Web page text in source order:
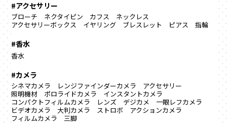
#アクセサリー
ブローチ ネクタイピン カフス
ネックレス
アクセサリーボックス
イヤリング ブレスレット ピアス 指輪
#香水
香水
#カメラ
シネマカメラ レンジファインダーカメラ
アクセサリー
照明機材
ポロライドカメラ
インスタントカメラ
コンパクトフィルムカメラ
レンズ デジカメ
一眼レフカメラ
ビデオカメラ
大判カメラ ストロボ
アクションカメラ
フィルムカメラ
三脚